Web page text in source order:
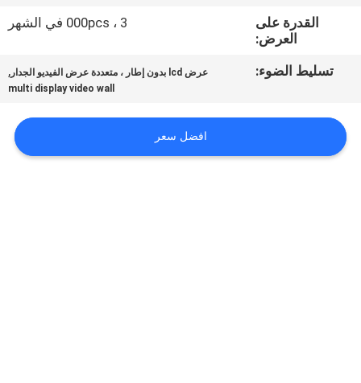
أخبار
اطلب
CASE
القدرة على
العرض:
3 ، 000pcs في الشهر
تسليط الضوء: عرض lcd بدون إطار ، متعددة عرض الفيديو الجدار ,
multi display video wall
افضل سعر